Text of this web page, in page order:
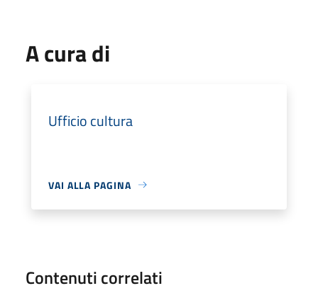
A cura di
Ufficio cultura
VAI ALLA PAGINA
Contenuti correlati